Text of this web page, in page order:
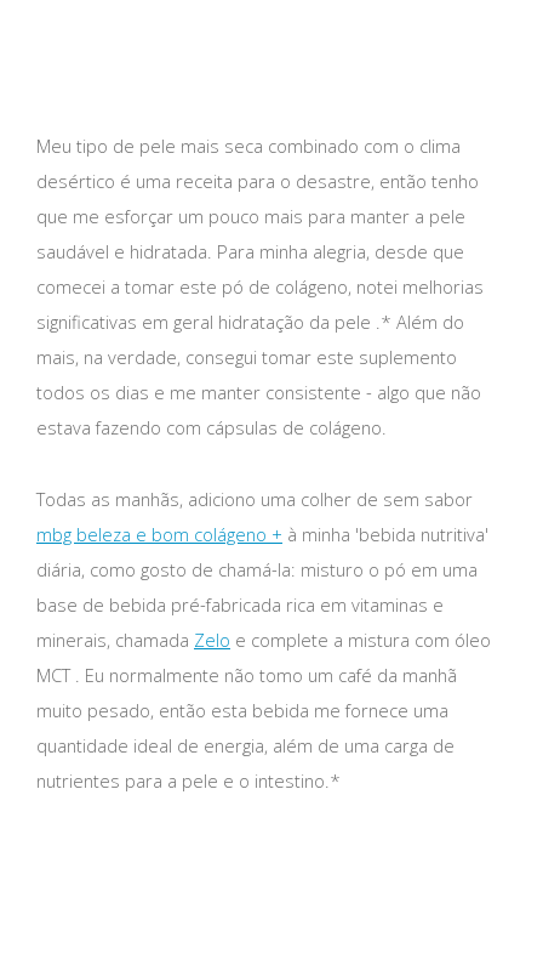
Meu tipo de pele mais seca combinado com o clima
desértico é uma receita para o desastre, então tenho
que me esforçar um pouco mais para manter a pele
saudável e hidratada. Para minha alegria, desde que
comecei a tomar este pó de colágeno, notei melhorias
significativas em geral hidratação da pele .* Além do
mais, na verdade, consegui tomar este suplemento
todos os dias e me manter consistente - algo que não
estava fazendo com cápsulas de colágeno.
Todas as manhãs, adiciono uma colher de sem sabor
mbg beleza e bom colágeno + à minha 'bebida nutritiva'
diária, como gosto de chamá-la: misturo o pó em uma
base de bebida pré-fabricada rica em vitaminas e
minerais, chamada Zelo e complete a mistura com óleo
MCT . Eu normalmente não tomo um café da manhã
muito pesado, então esta bebida me fornece uma
quantidade ideal de energia, além de uma carga de
nutrientes para a pele e o intestino.*